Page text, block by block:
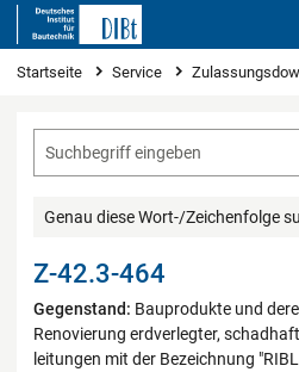
Sie sind hier
Startseite Service
Genau diese Wort-/Zeichenfolge
Z-42.3-464
Gegenstand: Bauprodukte und
Renovierung erdverlegter,
leitungen mit der Bezeichnung